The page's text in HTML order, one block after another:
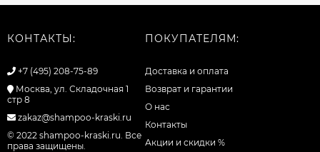
КОНТАКТЫ:
+7 (495) 208-75-89
Москва, ул. Складочная 1
стр 8
zakaz@shampoo-kraski.ru
© 2022 shampoo-kraski.ru. Все
права защищены.
ПОКУПАТЕЛЯМ:
Доставка и оплата
Возврат и гарантии
О нас
Контакты
Акции и скидки %